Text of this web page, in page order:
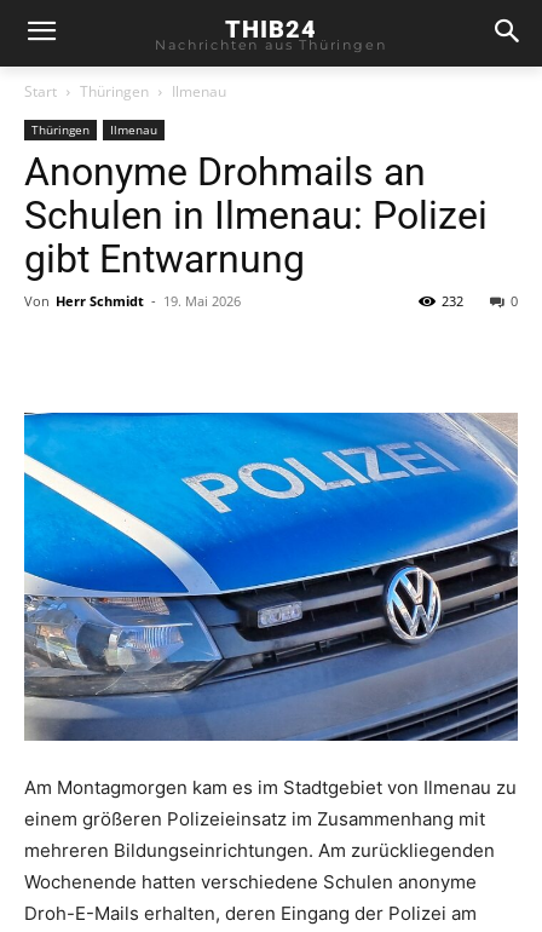
THIB24
Nachrichten aus Thüringen
Start Thüringen Ilmenau
Thüringen Ilmenau
Anonyme Drohmails an
Schulen in Ilmenau: Polizei
gibt Entwarnung
Von Herr Schmidt - 19. Mai 2026 0
232
Am Montagmorgen kam es im Stadtgebiet von Ilmenau zu
einem größeren Polizeieinsatz im Zusammenhang mit
mehreren Bildungseinrichtungen. Am zurückliegenden
Wochenende hatten verschiedene Schulen anonyme
Droh-E-Mails erhalten, deren Eingang der Polizei am